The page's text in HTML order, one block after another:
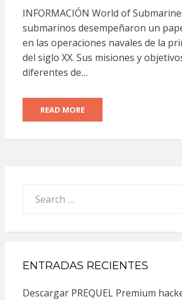
INFORMACIÓN World of
submarinos desempeñaron un
en las operaciones navales de la
del siglo XX. Sus misiones y
diferentes de…
READ MORE
for:
ENTRADAS RECIENTES
Descargar PREQUEL Premium